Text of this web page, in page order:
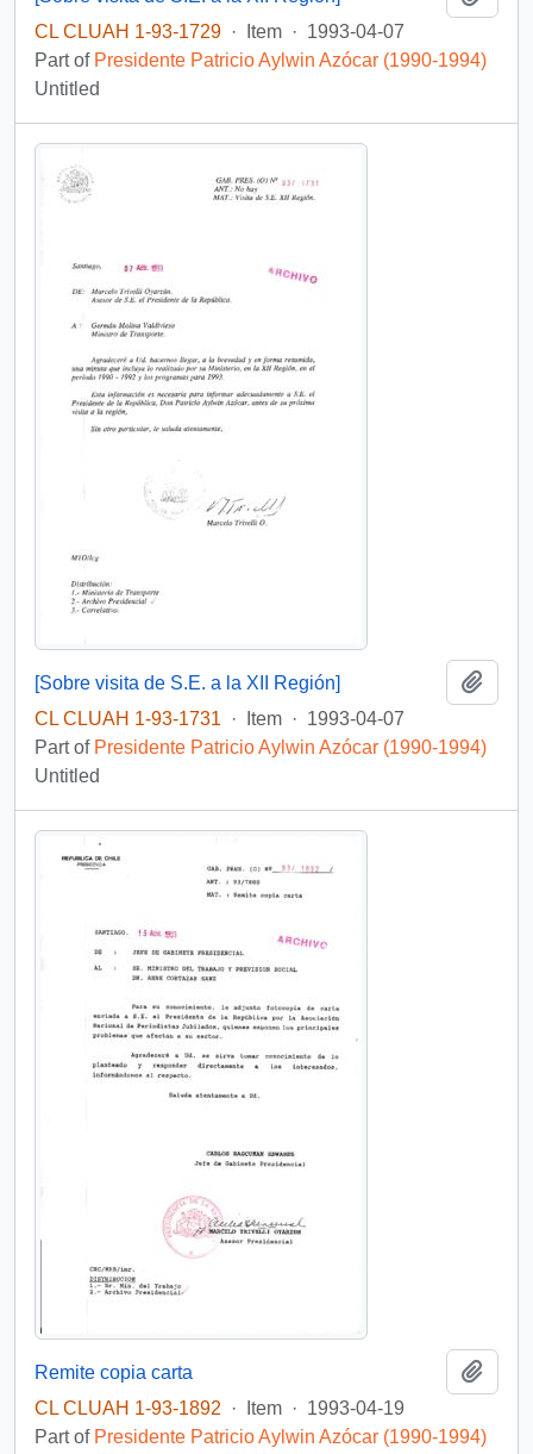
CL CLUAH 1-93-1729 · Item · 1993-04-07
Part of Presidente Patricio Aylwin Azócar (1990-1994)
Untitled
[Sobre visita de S.E. a la XII Región]
CL CLUAH 1-93-1731
· Item · 1993-04-07
Part of Presidente Patricio Aylwin Azócar (1990-1994)
Untitled
Remite copia carta
CL CLUAH 1-93-1892
· Item · 1993-04-19
Part of Presidente Patricio Aylwin Azócar (1990-1994)